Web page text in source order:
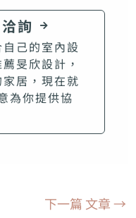
詢
己的室內設
旻欣設計，
居，現在就
為你提供協
下一篇 文章→